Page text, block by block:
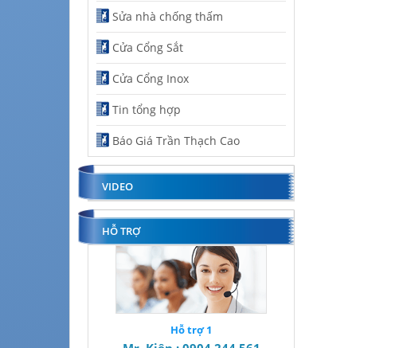
Sửa nhà chống thấm
Cửa Cổng Sắt
Cửa Cổng Inox
Tin tổng hợp
Báo Giá Trần Thạch Cao
VIDEO
HỖ TRỢ
Hỗ trợ 1